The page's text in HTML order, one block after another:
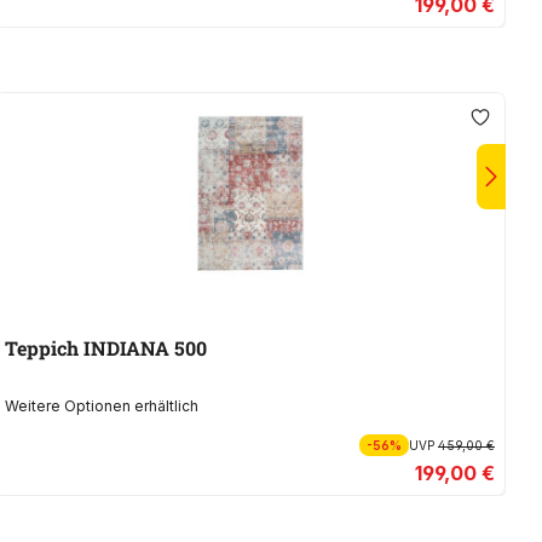
199,00 €
Teppich INDIANA 500
Weitere Optionen erhältlich
-56% UVP 459,00 €
199,00 €